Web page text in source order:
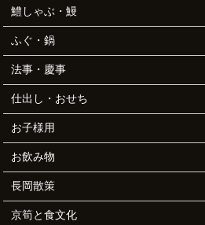
鱧しゃぶ・鰻
ふぐ・鍋
法事・慶事
仕出し・おせち
お子様用
お飲み物
長岡散策
京筍と食文化